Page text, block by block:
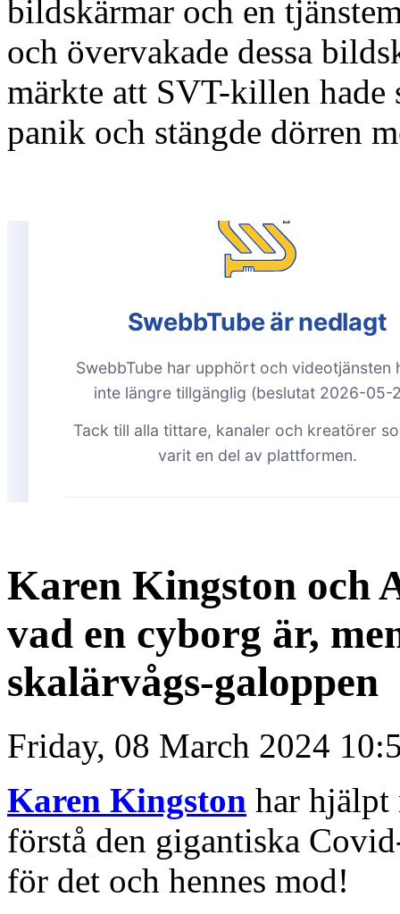
bildskärmar och en
och övervakade dessa
märkte att SVT-killen hade
panik och stängde dörren
Karen Kingston och
vad en cyborg är,
skalärvågs-galoppen
Friday, 08 March 2024
Karen Kingston har hjälpt
förstå den gigantiska
för det och hennes mod!